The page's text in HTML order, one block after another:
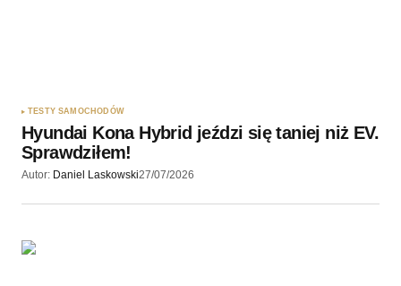
TESTY SAMOCHODÓW
Hyundai Kona Hybrid jeździ się taniej niż EV.
Sprawdziłem!
Autor: Daniel Laskowski27/07/2026